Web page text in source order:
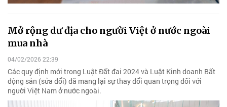
Mở rộng dư địa cho người Việt ở nước ngoài
mua nhà
04/02/2026 22:39
Các quy định mới trong Luật Đất đai 2024 và Luật Kinh doanh Bất
động sản (sửa đổi) đã mang lại sự thay đổi quan trọng đối với
người Việt Nam ở nước ngoài.